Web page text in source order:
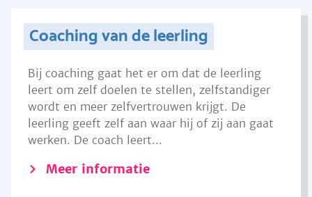
Coaching van de leerling
Bij coaching gaat het er om dat de leerling
leert om zelf doelen te stellen, zelfstandiger
wordt en meer zelfvertrouwen krijgt. De
leerling geeft zelf aan waar hij of zij aan gaat
werken. De coach leert...
Meer informatie